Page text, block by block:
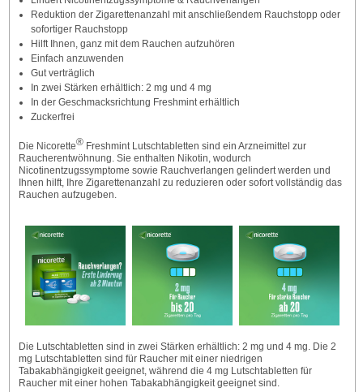
Reduktion der Zigarettenanzahl mit anschließendem Rauchstopp oder
sofortiger Rauchstopp
Hilft Ihnen, ganz mit dem Rauchen aufzuhören
Einfach anzuwenden
Gut verträglich
In zwei Stärken erhältlich: 2 mg und 4 mg
In der Geschmacksrichtung Freshmint erhältlich
Zuckerfrei
Die Nicorette®Freshmint Lutschtabletten sind ein Arzneimittel zur
Raucherentwöhnung. Sie enthalten Nikotin, wodurch
Nicotinentzugssymptome sowie Rauchverlangen gelindert werden und
Ihnen hilft, Ihre Zigarettenanzahl zu reduzieren oder sofort vollständig das
Rauchen aufzugeben.
Die Lutschtabletten sind in zwei Stärken erhältlich: 2 mg und 4 mg. Die 2
mg Lutschtabletten sind für Raucher mit einer niedrigen
Tabakabhängigkeit geeignet, während die 4 mg Lutschtabletten für
Raucher mit einer hohen Tabakabhängigkeit geeignet sind.